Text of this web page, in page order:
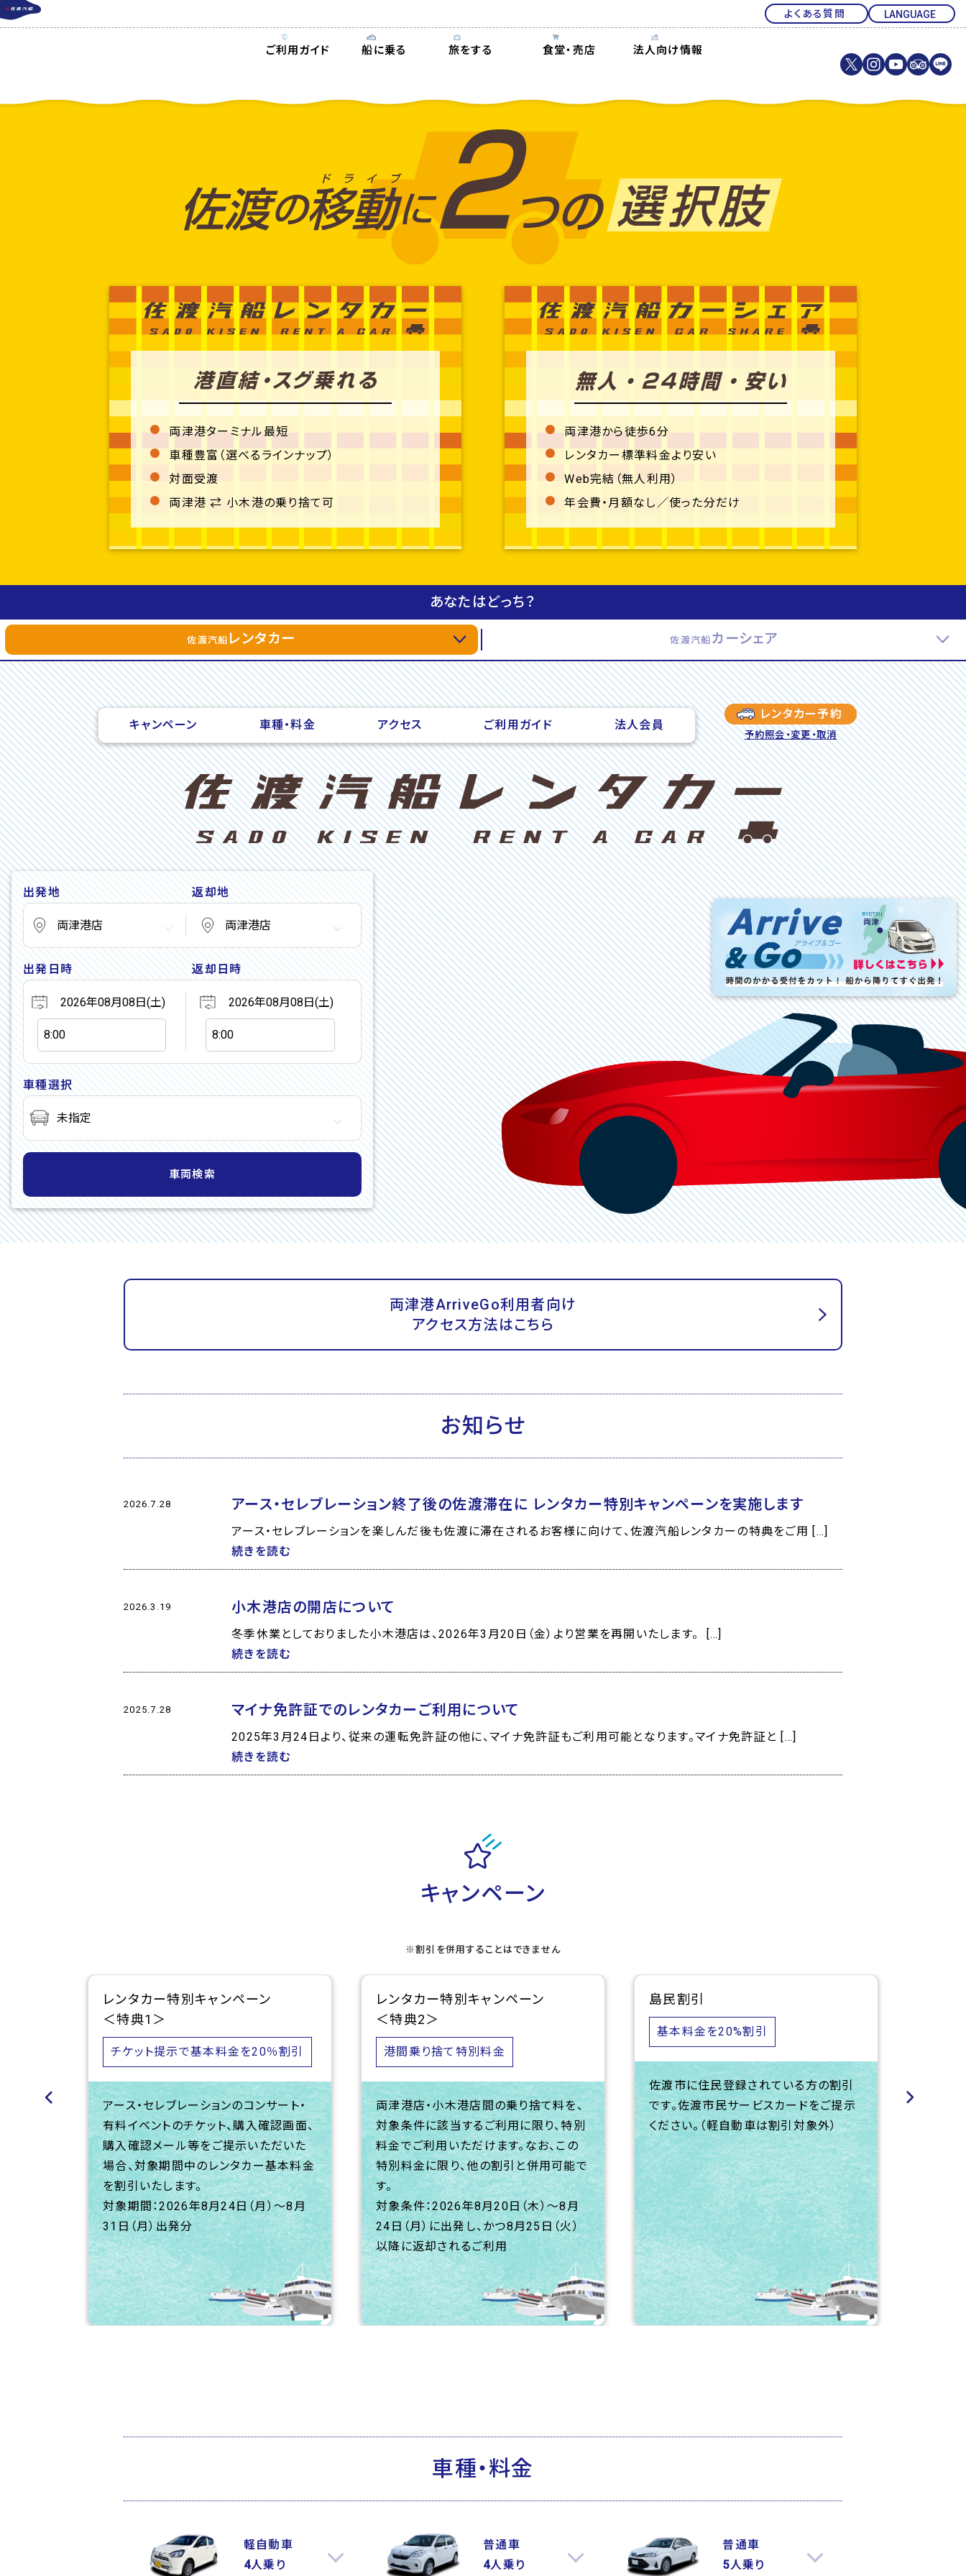
よくある質問
ご利用ガイド 船に乗る 旅をする 食堂・売店 法人向け情報
両津港ターミナル最短
車種豊富（選べるラインナップ）
対面受渡
両津港 ⇄ 小木港の乗り捨て可
両津港から徒歩6分
レンタカー標準料金より安い
Web完結（無人利用）
年会費・月額なし／使った分だけ
あなたはどっち？
佐渡汽船 レンタカー 佐渡汽船 カーシェア
キャンペーン 車種・料金 アクセス ご利用ガイド 法人会員
レンタカー予約
予約照会・変更・取消
出発地 返却地
出発日時 返却日時
車種選択
車両検索
両津港ArriveGo利用者向け
アクセス方法はこちら
お知らせ
2026.7.28 アース・セレブレーション終了後の佐渡滞在に レンタカー特別キャンペーンを実施します
アース・セレブレーションを楽しんだ後も佐渡に滞在されるお客様に向けて、佐渡汽船レンタカーの特典をご用 […]
続きを読む
2026.3.19 小木港店の開店について
冬季休業としておりました小木港店は、2026年3月20日（金）より営業を再開いたします。 […]
続きを読む
2025.7.28 マイナ免許証でのレンタカーご利用について
2025年3月24日より、従来の運転免許証の他に、マイナ免許証もご利用可能となります。マイナ免許証と […]
続きを読む
キャンペーン
※割引を併用することはできません
レンタカー特別キャンペーン
＜特典1＞
チケット提示で基本料金を20％割引
アース・セレブレーションのコンサート・
有料イベントのチケット、購入確認画面、
購入確認メール等をご提示いただいた
場合、対象期間中のレンタカー基本料金
を割引いたします。
対象期間：2026年8月24日（月）～8月
31日（月）出発分
レンタカー特別キャンペーン
＜特典2＞
港間乗り捨て特別料金
両津港店・小木港店間の乗り捨て料を、
対象条件に該当するご利用に限り、特別
料金でご利用いただけます。なお、この
特別料金に限り、他の割引と併用可能で
す。
対象条件：2026年8月20日（木）～8月
24日（月）に出発し、かつ8月25日（火）
以降に返却されるご利用
島民割引
基本料金を20%割引
佐渡市に住民登録されている方の割引
です。佐渡市民サービスカードをご提示
ください。（軽自動車は割引対象外）
車種・料金
軽自動車
4人乗り
普通車
4人乗り
普通車
5人乗り